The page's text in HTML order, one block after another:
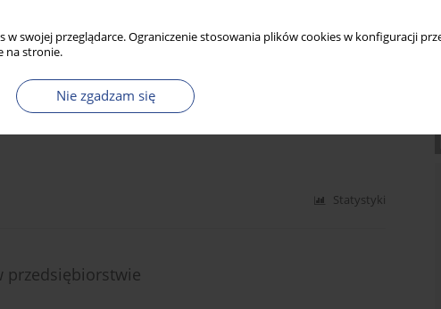
w swojej przeglądarce. Ograniczenie stosowania plików cookies w konfiguracji
na stronie.
Nie zgadzam się
Statystyki
przedsiębiorstwie